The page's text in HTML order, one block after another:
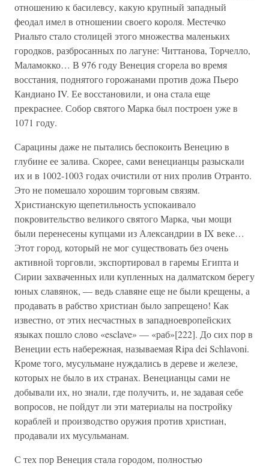
отношению к басилевсу, какую крупный западный
феодал имел в отношении своего короля. Местечко
Риальто стало столицей этого множества маленьких
городков, разбросанных по лагуне: Читтанова, Торчелло,
Маламокко… В 976 году Венеция сгорела во время
восстания, поднятого горожанами против дожа Пьеро
Кандиано IV. Ее восстановили, и она стала еще
прекраснее. Собор святого Марка был построен уже в
1071 году.
Сарацины даже не пытались беспокоить Венецию в
глубине ее залива. Скорее, сами венецианцы разыскали
их и в 1002-1003 годах очистили от них пролив Отранто.
Это не помешало хорошим торговым связям.
Христианскую щепетильность успокаивало
покровительство великого святого Марка, чьи мощи
были перенесены купцами из Александрии в IX веке…
Этот город, который не мог существовать без очень
активной торговли, экспортировал в гаремы Египта и
Сирии захваченных или купленных на далматском берегу
юных славянок, — ведь славяне еще не были крещены, а
продавать в рабство христиан было запрещено! Как
известно, от этих несчастных в западноевропейских
языках пошло слово «esclave» — «раб»[222]. До сих пор в
Венеции есть набережная, называемая Ripa dei Schlavoni.
Кроме того, мусульмане нуждались в дереве и железе,
которых не было в их странах. Венецианцы сами не
добывали их, но знали, где получить, и, не задавая себе
вопросов, не пойдут ли эти материалы на постройку
кораблей и производство оружия против христиан,
продавали их мусульманам.
С тех пор Венеция стала городом, полностью